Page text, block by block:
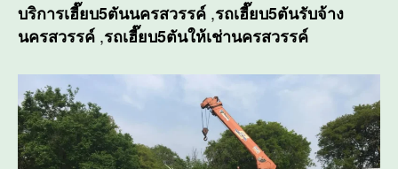
บริการเฮี๊ยบ5ตันนครสวรรค์ ,รถเฮี๊ยบ5ตันรับจ้าง
นครสวรรค์ ,รถเฮี๊ยบ5ตันให้เช่านครสวรรค์